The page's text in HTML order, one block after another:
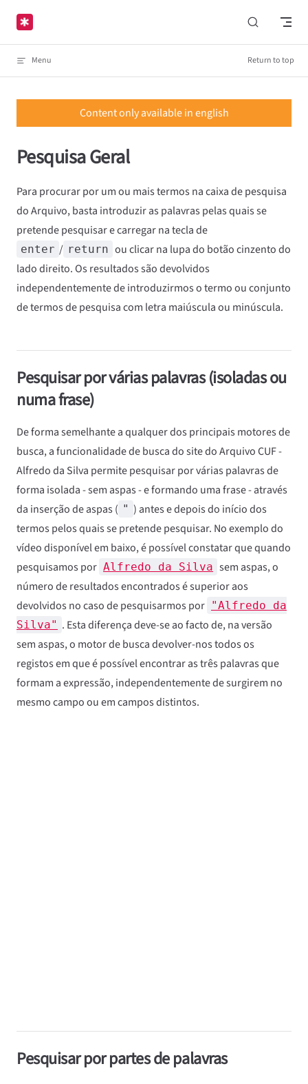
Skip to content
Menu Return to top
Content only available in english
Pesquisa Geral
Para procurar por um ou mais termos na caixa de pesquisa
do Arquivo, basta introduzir as palavras pelas quais se
pretende pesquisar e carregar na tecla de
enter / return ou clicar na lupa do botão cinzento do
lado direito. Os resultados são devolvidos
independentemente de introduzirmos o termo ou conjunto
de termos de pesquisa com letra maiúscula ou minúscula.
Pesquisar por várias palavras (isoladas ou
numa frase)
De forma semelhante a qualquer dos principais motores de
busca, a funcionalidade de busca do site do Arquivo CUF -
Alfredo da Silva permite pesquisar por várias palavras de
forma isolada - sem aspas - e formando uma frase - através
da inserção de aspas ( " ) antes e depois do início dos
termos pelos quais se pretende pesquisar. No exemplo do
vídeo disponível em baixo, é possível constatar que quando
pesquisamos por Alfredo da Silva sem aspas, o
número de resultados encontrados é superior aos
devolvidos no caso de pesquisarmos por "Alfredo da
Silva" . Esta diferença deve-se ao facto de, na versão
sem aspas, o motor de busca devolver-nos todos os
registos em que é possível encontrar as três palavras que
formam a expressão, independentemente de surgirem no
mesmo campo ou em campos distintos.
Pesquisar por partes de palavras